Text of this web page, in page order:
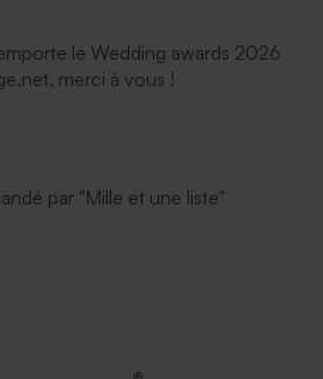
le Wedding awards 2026
merci à vous !
par "Mille et une liste"